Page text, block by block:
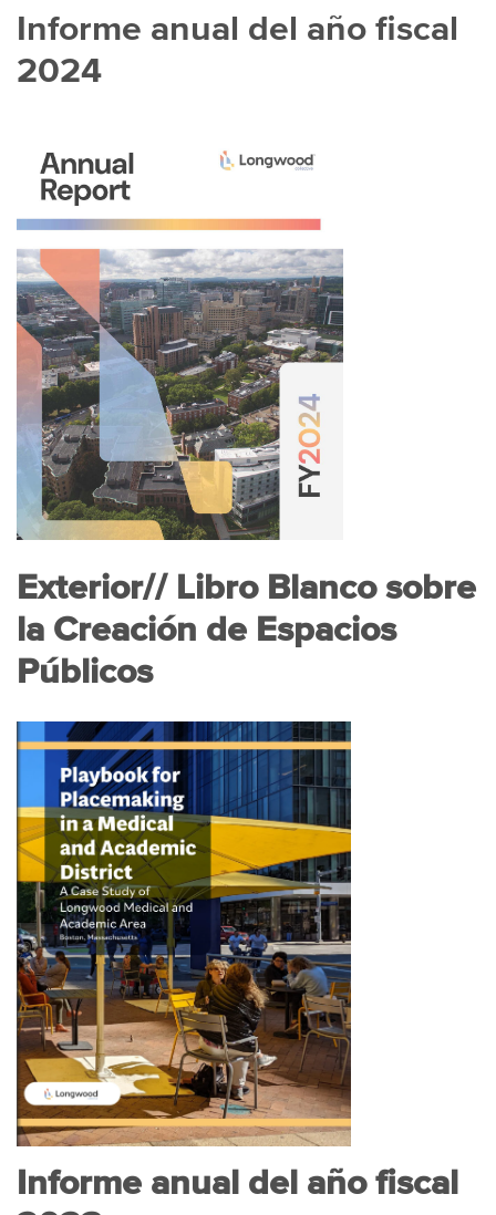
Informe anual del año fiscal
2024
Exterior// Libro Blanco sobre
la Creación de Espacios
Públicos
Informe anual del año fiscal